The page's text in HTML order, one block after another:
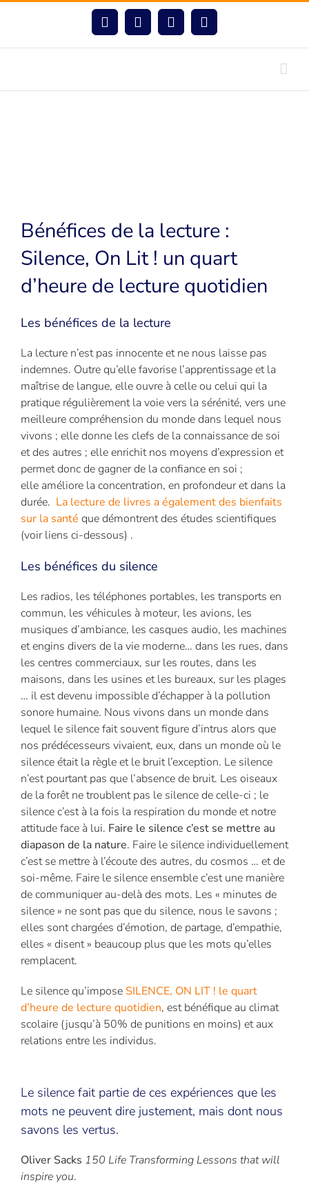
FacebookInstagramLinkedInYouTube
Bénéfices de la lecture :
Silence, On Lit ! un quart
d’heure de lecture quotidien
Les bénéfices de la lecture
La lecture n’est pas innocente et ne nous laisse pas
indemnes. Outre qu’elle favorise l’apprentissage et la
maîtrise de langue, elle ouvre à celle ou celui qui la
pratique régulièrement la voie vers la sérénité, vers une
meilleure compréhension du monde dans lequel nous
vivons ; elle donne les clefs de la connaissance de soi
et des autres ; elle enrichit nos moyens d’expression et
permet donc de gagner de la confiance en soi ;
elle améliore la concentration, en profondeur et dans la
durée. La lecture de livres a également des bienfaits
sur la santé que démontrent des études scientifiques
(voir liens ci-dessous) .
Les bénéfices du silence
Les radios, les téléphones portables, les transports en
commun, les véhicules à moteur, les avions, les
musiques d’ambiance, les casques audio, les machines
et engins divers de la vie moderne… dans les rues, dans
les centres commerciaux, sur les routes, dans les
maisons, dans les usines et les bureaux, sur les plages
… il est devenu impossible d’échapper à la pollution
sonore humaine. Nous vivons dans un monde dans
lequel le silence fait souvent figure d’intrus alors que
nos prédécesseurs vivaient, eux, dans un monde où le
silence était la règle et le bruit l’exception. Le silence
n’est pourtant pas que l’absence de bruit. Les oiseaux
de la forêt ne troublent pas le silence de celle-ci ; le
silence c’est à la fois la respiration du monde et notre
attitude face à lui. Faire le silence c’est se mettre au
diapason de la nature. Faire le silence individuellement
c’est se mettre à l’écoute des autres, du cosmos … et de
soi-même. Faire le silence ensemble c’est une manière
de communiquer au-delà des mots. Les « minutes de
silence » ne sont pas que du silence, nous le savons ;
elles sont chargées d’émotion, de partage, d’empathie,
elles « disent » beaucoup plus que les mots qu’elles
remplacent.
Le silence qu’impose SILENCE, ON LIT ! le quart
d’heure de lecture quotidien, est bénéfique au climat
scolaire (jusqu’à 50% de punitions en moins) et aux
relations entre les individus.
Le silence fait partie de ces expériences que les
mots ne peuvent dire justement, mais dont nous
savons les vertus.
Oliver Sacks 150 Life Transforming Lessons that will
inspire you.